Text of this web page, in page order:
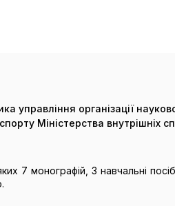
управління організації
Міністерства внутрішніх
7 монографій, 3 навчальні